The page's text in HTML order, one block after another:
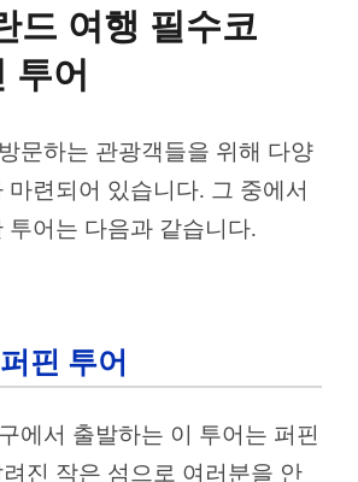
드 여행 필수코
투어
문하는 관광객들을 위해 다양
마련되어 있습니다. 그 중에서
투어는 다음과 같습니다.
핀 투어
에서 출발하는 이 투어는 퍼핀
진 작은 섬으로 여러분을 안